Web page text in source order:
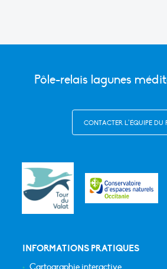
Pôle-relais lagunes
CONTACTER L’ÉQUIPE DU
INFORMATIONS PRATIQUES
Cartographie interactive